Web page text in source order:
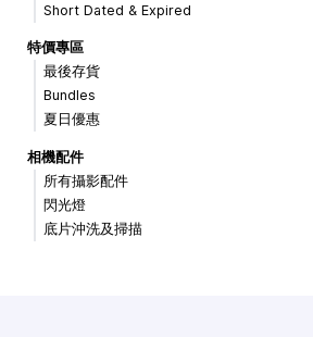
Short Dated & Expired
特價專區
最後存貨
Bundles
夏日優惠
相機配件
所有攝影配件
閃光燈
底片沖洗及掃描